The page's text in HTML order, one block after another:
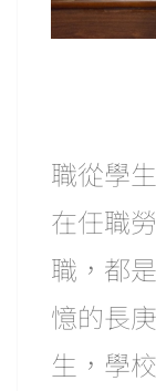
職從學
在任職
職，都
憶的長
生，學